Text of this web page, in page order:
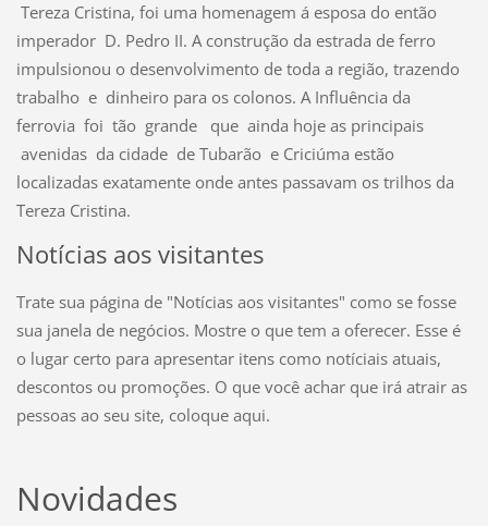
Tereza Cristina, foi uma homenagem á esposa do então
imperador D. Pedro II. A construção da estrada de ferro
impulsionou o desenvolvimento de toda a região, trazendo
trabalho e dinheiro para os colonos. A Influência da
ferrovia foi tão grande que ainda hoje as principais
avenidas da cidade de Tubarão e Criciúma estão
localizadas exatamente onde antes passavam os trilhos da
Tereza Cristina.
Notícias aos visitantes
Trate sua página de "Notícias aos visitantes" como se fosse
sua janela de negócios. Mostre o que tem a oferecer. Esse é
o lugar certo para apresentar itens como notíciais atuais,
descontos ou promoções. O que você achar que irá atrair as
pessoas ao seu site, coloque aqui.
Novidades